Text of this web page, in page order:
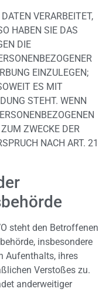
VERARBEITET,
HABEN SIE DAS
DIE
EINZULEGEN;
ES MIT
STEHT. WENN
ZWECKE DER
NACH ART. 21
steht den Betroffenen
insbesondere
Aufenthalts, ihres
Verstoßes zu.
anderweitiger